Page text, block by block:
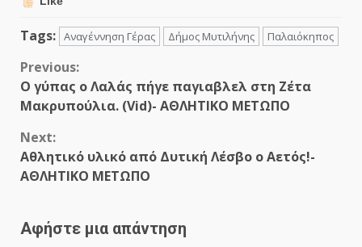
Tags: Αναγέννηση Γέρας Δήμος Μυτιλήνης Παλαιόκηπος
Continue
Reading
Previous:
Ο γύπας ο Λαλάς πήγε παγιαβλελ στη Ζέτα
Μακρυπούλια. (Vid)- ΑΘΛΗΤΙΚΟ ΜΕΤΩΠΟ
Next:
Αθλητικό υλικό από Δυτική Λέσβο ο Αετός!-
ΑΘΛΗΤΙΚΟ ΜΕΤΩΠΟ
Αφήστε μια απάντηση